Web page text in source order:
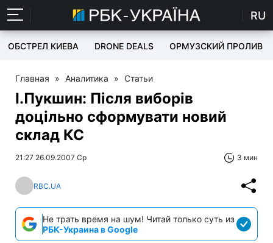
RU
ОБСТРЕЛ КИЕВА DRONE DEALS ОРМУЗСКИЙ ПРОЛИВ
Главная » Аналитика » Статьи
І.Пукшин: Після виборів
доцільно сформувати новий
склад КС
21:27 26.09.2007 Ср 3 мин
RBC.UA
Не трать время на шум! Читай только суть из
РБК-Украина в Google